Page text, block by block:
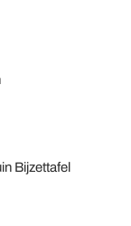
Bijzettafel